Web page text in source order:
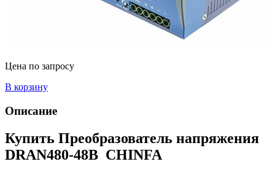
Цена по запросу
В корзину
Описание
Купить Преобразователь напряжения
DRAN480-48B CHINFA